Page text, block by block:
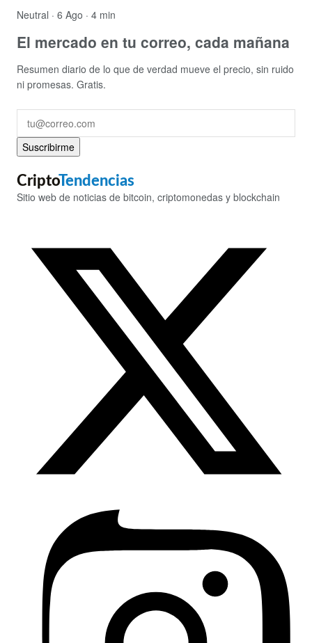
Neutral · 6 Ago · 4 min
El mercado en tu correo, cada mañana
Resumen diario de lo que de verdad mueve el precio, sin ruido
ni promesas. Gratis.
Suscribirme
CriptoTendencias
Sitio web de noticias de bitcoin, criptomonedas y blockchain